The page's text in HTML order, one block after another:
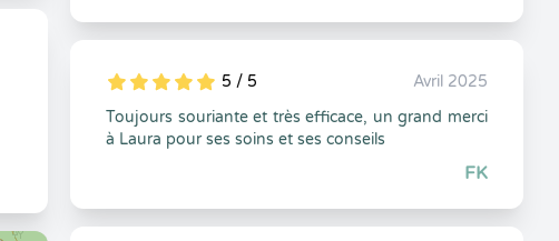
5
1
5
0 5 / 5
Avril 2025
Toujours souriante et très efficace, un grand merci
à Laura pour ses soins et ses conseils
FK